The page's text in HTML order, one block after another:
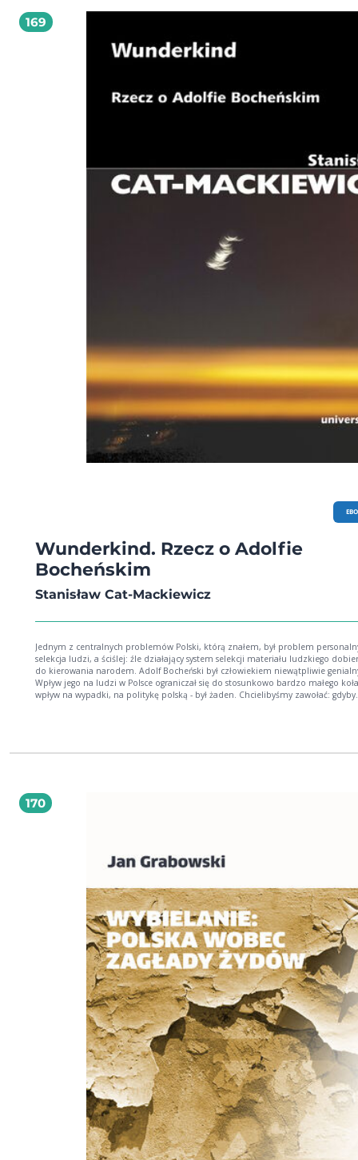
169
Wunderkind. Rzecz o Adolfie
Bocheńskim
Stanisław Cat-Mackiewicz
Jednym z centralnych problemów Polski, którą znałem, był problem
selekcja ludzi, a ściślej: źle działający system selekcji materiału ludzkiego
do kierowania narodem. Adolf Bocheński był człowiekiem niewątpliwie
Wpływ jego na ludzi w Polsce ograniczał się do stosunkowo bardzo małego
wpływ na wypadki, na politykę polską - był żaden. Chcielibyśmy zawołać: gdyby
Prasa, będąca w okresie międzywojennym zasadniczym miejscem debaty
przedwojennej prasy, zaskoczyć może nie tylko bogactwo publicystycznych
ale także precyzja myśli, zdolność programowania konkretnych rozwiązań
politycznych. Kazimierz M. Ujazdowski
170